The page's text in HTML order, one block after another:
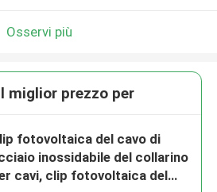
Osservi più
miglior prezzo per
fotovoltaica del cavo di
inossidabile del collarino
cavi, clip fotovoltaica del